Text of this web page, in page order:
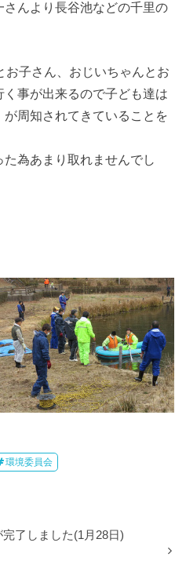
んより長谷池などの千里の
子さん、おじいちゃんとお
事が出来るので子ども達は
周知されてきていることを
為あまり取れませんでし
環境委員会
了しました(1月28日)